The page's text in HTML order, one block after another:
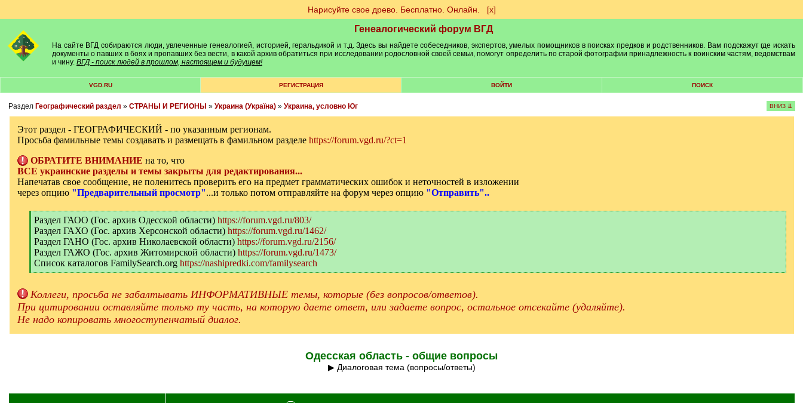
Нарисуйте свое древо. Бесплатно. Онлайн. [х]
Генеалогический форум ВГД
На сайте ВГД собираются люди, увлеченные генеалогией, историей, геральдикой и т.д. Здесь вы найдете собеседников, экспертов, умелых помощников в поисках предков и родственников. Вам подскажут где искать
документы о павших в боях и пропавших без вести, в какой архив обратиться при исследовании родословной своей семьи, помогут определить по старой фотографии принадлежность к воинским частям, ведомствам
и чину. ВГД - поиск людей в прошлом, настоящем и будущем!
VGD.RU РЕГИСТРАЦИЯ ВОЙТИ ПОИСК
Раздел Географический раздел » СТРАНЫ И РЕГИОНЫ » Украина (Україна)» Украина, условно Юг ВНИЗ ⇊
Этот раздел - ГЕОГРАФИЧЕСКИЙ - по указанным регионам.
Просьба фамильные темы создавать и размещать в фамильном разделе https://forum.vgd.ru/?ct=1
ОБРАТИТЕ ВНИМАНИЕ на то, что
ВСЕ украинские разделы и темы закрыты для редактирования...
Напечатав свое сообщение, не поленитесь проверить его на предмет грамматических ошибок и неточностей в изложении
через опцию "Предварительный просмотр"...и только потом отправляйте на форум через опцию "Отправить"..
[
q
Раздел ГАОО (Гос. архив Одесской области) https://forum.vgd.ru/803/
Раздел ГАХО (Гос. архив Херсонской области) https://forum.vgd.ru/1462/
Раздел ГАНО (Гос. архив Николаевской области) https://forum.vgd.ru/2156/
Раздел ГАЖО (Гос. архив Житомирской области) https://forum.vgd.ru/1473/
Список каталогов FamilySearch.org https://nashipredki.com/familysearch
[
]
Коллеги, просьба не забалтывать ИНФОРМАТИВНЫЕ темы, которые (без вопросов/ответов).
При цитировании оставляйте только ту часть, на которую даете ответ, или задаете вопрос, остальное отсекайте (удаляйте).
Не надо копировать многоступенчатый диалог.
Одесская область - общие вопросы
▶ Диалоговая тема (вопросы/ответы)